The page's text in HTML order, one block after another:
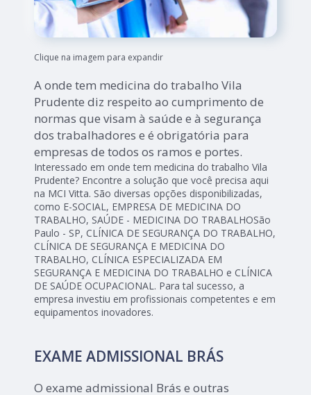
Clique na imagem para expandir
A onde tem medicina do trabalho Vila
Prudente diz respeito ao cumprimento de
normas que visam à saúde e à segurança
dos trabalhadores e é obrigatória para
empresas de todos os ramos e portes.
Interessado em onde tem medicina do trabalho Vila
Prudente? Encontre a solução que você precisa aqui
na MCI Vitta. São diversas opções disponibilizadas,
como E-SOCIAL, EMPRESA DE MEDICINA DO
TRABALHO, SAÚDE - MEDICINA DO TRABALHOSão
Paulo - SP, CLÍNICA DE SEGURANÇA DO TRABALHO,
CLÍNICA DE SEGURANÇA E MEDICINA DO
TRABALHO, CLÍNICA ESPECIALIZADA EM
SEGURANÇA E MEDICINA DO TRABALHO e CLÍNICA
DE SAÚDE OCUPACIONAL. Para tal sucesso, a
empresa investiu em profissionais competentes e em
equipamentos inovadores.
EXAME ADMISSIONAL BRÁS
O exame admissional Brás e outras